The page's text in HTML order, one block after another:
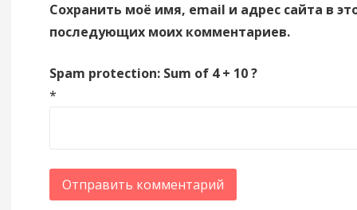
Сохранить моё имя, email и адрес сайта в
последующих моих комментариев.
Spam protection: Sum of 4 + 10 ?
*